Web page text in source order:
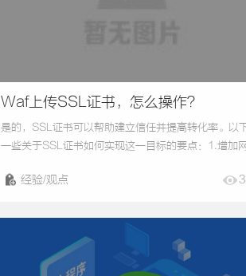
Waf上传SSL证书，怎么操作？
是的，SSL证书可以帮助建立信任并提高转化率。以
一些关于SSL证书如何实现这一目标的要点：1.增加
HTTPS前缀，这向用户传递了一个重要的信息，即他
户对你网站的信心，并使他们更有可能购买产品、填
单或提供个人信息。2.保护用户隐私：通过使用SSL证
书，网站可以确保用户在与网站之间的通信...
经验/观点